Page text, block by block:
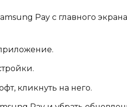
Pay с главного экрана
, кликнуть на него.